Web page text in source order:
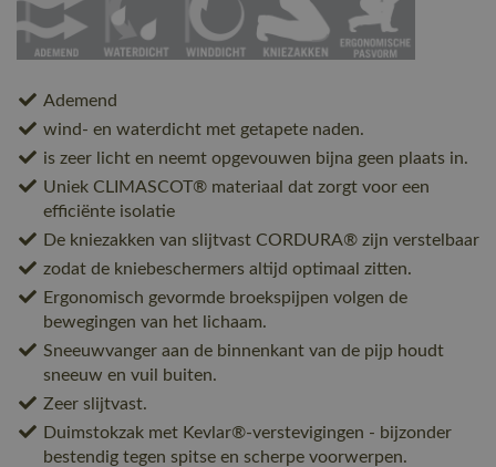
Ademend
wind- en waterdicht met getapete naden.
is zeer licht en neemt opgevouwen bijna geen plaats in.
Uniek CLIMASCOT® materiaal dat zorgt voor een
efficiënte isolatie
De kniezakken van slijtvast CORDURA® zijn verstelbaar
zodat de kniebeschermers altijd optimaal zitten.
Ergonomisch gevormde broekspijpen volgen de
bewegingen van het lichaam.
Sneeuwvanger aan de binnenkant van de pijp houdt
sneeuw en vuil buiten.
Zeer slijtvast.
Duimstokzak met Kevlar®-verstevigingen - bijzonder
bestendig tegen spitse en scherpe voorwerpen.